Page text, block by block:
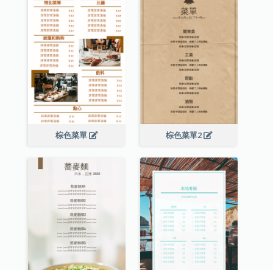
棕色菜單 棕色菜單2